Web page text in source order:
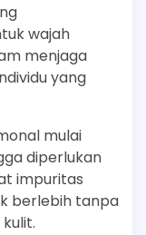
wajah
menjaga
yang
mulai
diperlukan
impuritas
berlebih tanpa